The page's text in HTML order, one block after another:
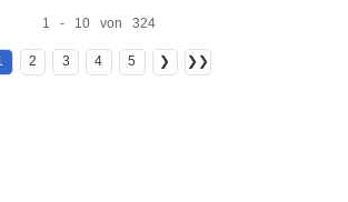
1 - 10 von 324
2 3 4 5 ❯ ❯❯